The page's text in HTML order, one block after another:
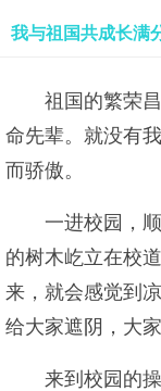
我与祖国共成长满
祖国的繁荣
命先辈。就没有
而骄傲。
一进校园，
的树木屹立在校
来，就会感觉到
给大家遮阴，大
来到校园的